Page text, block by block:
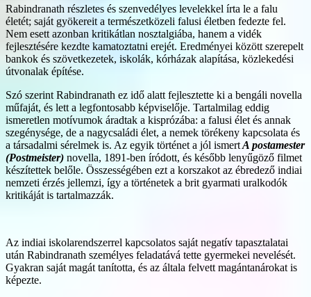
Rabindranath részletes és szenvedélyes levelekkel írta le a falu
életét; saját gyökereit a természetközeli falusi életben fedezte fel.
Nem esett azonban kritikátlan nosztalgiába, hanem a vidék
fejlesztésére kezdte kamatoztatni erejét. Eredményei között szerepelt
bankok és szövetkezetek, iskolák, kórházak alapítása, közlekedési
útvonalak építése.
Szó szerint Rabindranath ez idő alatt fejlesztette ki a bengáli novella
műfaját, és lett a legfontosabb képviselője. Tartalmilag eddig
ismeretlen motívumok áradtak a kisprózába: a falusi élet és annak
szegénysége, de a nagycsaládi élet, a nemek törékeny kapcsolata és
a társadalmi sérelmek is. Az egyik történet a jól ismertA postamester
(Postmeister) novella, 1891-ben íródott, és később lenyűgöző filmet
készítettek belőle. Összességében ezt a korszakot az ébredező indiai
nemzeti érzés jellemzi, így a történetek a brit gyarmati uralkodók
kritikáját is tartalmazzák.
Az indiai iskolarendszerrel kapcsolatos saját negatív tapasztalatai
után Rabindranath személyes feladatává tette gyermekei nevelését.
Gyakran saját magát tanította, és az általa felvett magántanárokat is
képezte.